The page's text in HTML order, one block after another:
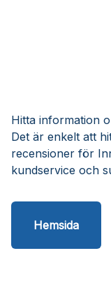
Hitta information
Det är enkelt att
recensioner för
kundservice och
Hemsida